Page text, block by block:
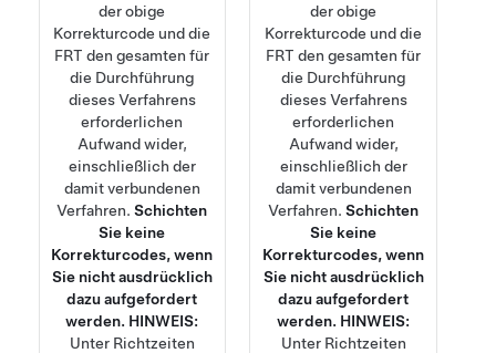
der obige
Korrekturcode und die
FRT den gesamten für
die Durchführung
dieses Verfahrens
erforderlichen
Aufwand wider,
einschließlich der
damit verbundenen
Verfahren.Schichten
Sie keine
Korrekturcodes, wenn
Sie nicht ausdrücklich
dazu aufgefordert
werden. HINWEIS:
Unter Richtzeiten
der obige
Korrekturcode und die
FRT den gesamten für
die Durchführung
dieses Verfahrens
erforderlichen
Aufwand wider,
einschließlich der
damit verbundenen
Verfahren.Schichten
Sie keine
Korrekturcodes, wenn
Sie nicht ausdrücklich
dazu aufgefordert
werden. HINWEIS:
Unter Richtzeiten